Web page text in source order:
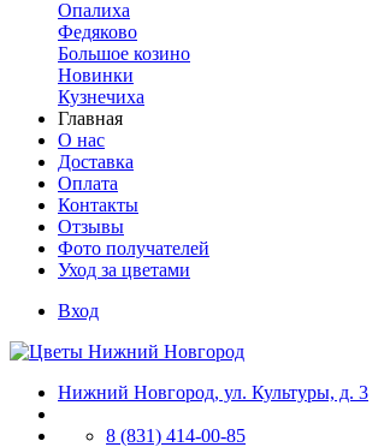
Опалиха
Федяково
Большое козино
Новинки
Кузнечиха
Главная
О нас
Доставка
Оплата
Контакты
Отзывы
Фото получателей
Уход за цветами
Вход
Нижний Новгород, ул. Культуры, д. 3
8 (831) 414-00-85